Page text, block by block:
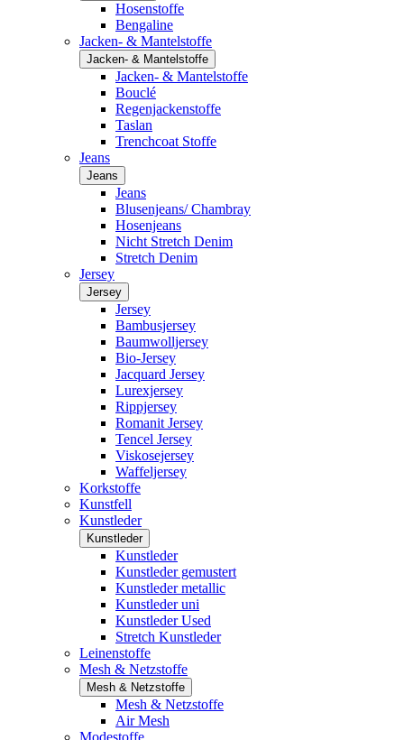
Hosenstoffe
Bengaline
Jacken- & Mantelstoffe
Jacken- & Mantelstoffe
Jacken- & Mantelstoffe
Bouclé
Regenjackenstoffe
Taslan
Trenchcoat Stoffe
Jeans
Jeans
Jeans
Blusenjeans/ Chambray
Hosenjeans
Nicht Stretch Denim
Stretch Denim
Jersey
Jersey
Jersey
Bambusjersey
Baumwolljersey
Bio-Jersey
Jacquard Jersey
Lurexjersey
Rippjersey
Romanit Jersey
Tencel Jersey
Viskosejersey
Waffeljersey
Korkstoffe
Kunstfell
Kunstleder
Kunstleder
Kunstleder
Kunstleder gemustert
Kunstleder metallic
Kunstleder uni
Kunstleder Used
Stretch Kunstleder
Leinenstoffe
Mesh & Netzstoffe
Mesh & Netzstoffe
Mesh & Netzstoffe
Air Mesh
Modestoffe